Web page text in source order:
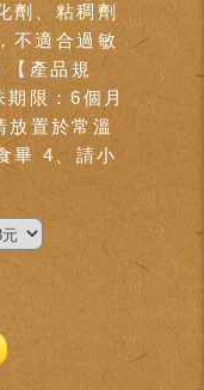
劑、粘稠劑
不適合過敏
產品規
限：6個月
置於常溫
畢 4、請小